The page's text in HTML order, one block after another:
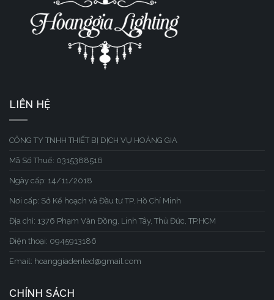
LIÊN HỆ
CÔNG TY TNHH THIẾT BỊ DỊCH VỤ HOÀNG GIA
Mã Số Thuế: 0315388516
Ngày cấp: 14/11/2018
Nơi cấp: Sở Kế hoạch và Đầu tư TP. Hồ Chí Minh
Địa chỉ: 1376 Phạm Văn Đồng, Linh Tây, Thủ Đức, TP.HCM
Điện thoại: 0945913186
Email: hoanggiadenled@gmail.com
CHÍNH SÁCH